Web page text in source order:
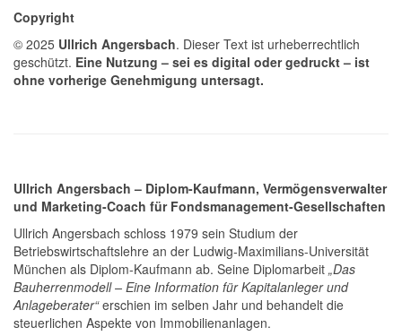
Copyright
© 2025 Ullrich Angersbach. Dieser Text ist urheberrechtlich
geschützt. Eine Nutzung – sei es digital oder gedruckt – ist
ohne vorherige Genehmigung untersagt.
Ullrich Angersbach – Diplom-Kaufmann, Vermögensverwalter
und Marketing-Coach für Fondsmanagement-Gesellschaften
Ullrich Angersbach schloss 1979 sein Studium der
Betriebswirtschaftslehre an der Ludwig-Maximilians-Universität
München als Diplom-Kaufmann ab. Seine Diplomarbeit „Das
Bauherrenmodell – Eine Information für Kapitalanleger und
Anlageberater“erschien im selben Jahr und behandelt die
steuerlichen Aspekte von Immobilienanlagen.